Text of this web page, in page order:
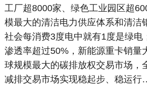
工厂超8000家、绿色工业园区超
模最大的清洁电力供应体系和清洁
社会每消费3度电中就有1度是绿电
渗透率超过50%，新能源重卡销量
球规模最大的碳排放权交易市场，
减排交易市场实现稳起步、稳运